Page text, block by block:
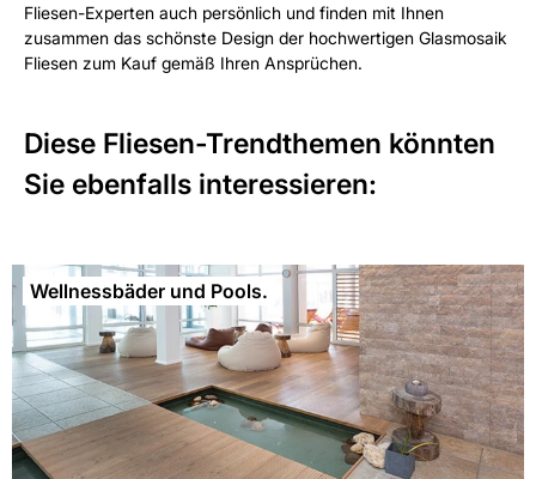
Fliesen-Experten auch persönlich und finden mit Ihnen
zusammen das schönste Design der hochwertigen Glasmosaik
Fliesen zum Kauf gemäß Ihren Ansprüchen.
Diese Fliesen-Trendthemen könnten
Sie ebenfalls interessieren:
Wellnessbäder und Pools.